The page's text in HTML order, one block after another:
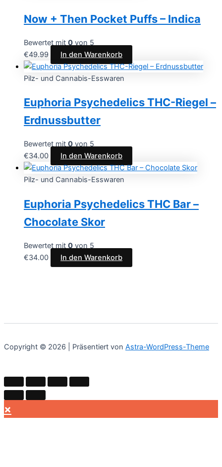
Now + Then Pocket Puffs – Indica
Bewertet mit 0 von 5
€49.99 In den Warenkorb
Pilz- und Cannabis-Esswaren
Euphoria Psychedelics THC-Riegel –
Erdnussbutter
Bewertet mit 0 von 5
€34.00 In den Warenkorb
Pilz- und Cannabis-Esswaren
Euphoria Psychedelics THC Bar –
Chocolate Skor
Bewertet mit 0 von 5
€34.00 In den Warenkorb
Copyright © 2026 | Präsentiert von Astra-WordPress-Theme
×